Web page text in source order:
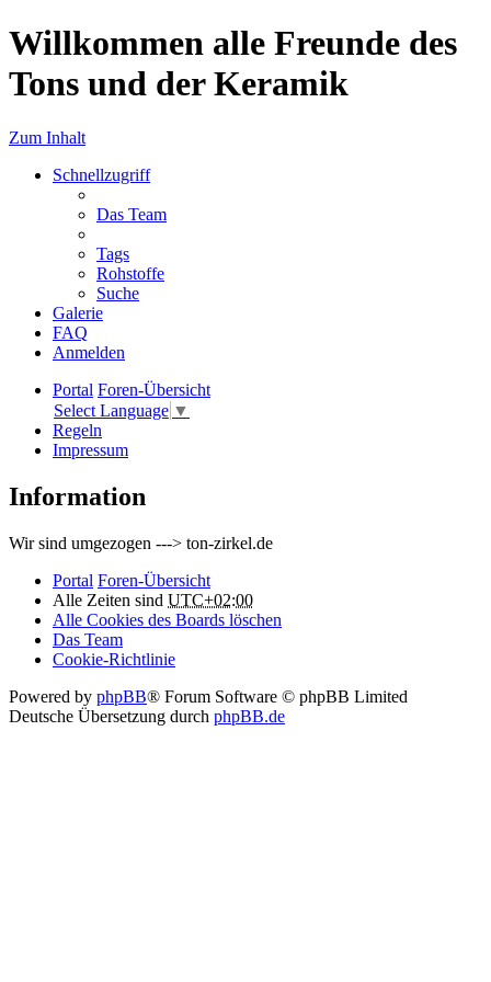
Willkommen alle Freunde des
Tons und der Keramik
Zum Inhalt
Schnellzugriff
Das Team
Tags
Rohstoffe
Suche
Galerie
FAQ
Anmelden
Portal Foren-Übersicht
Select Language ▼
Regeln
Impressum
Information
Wir sind umgezogen ---> ton-zirkel.de
Portal Foren-Übersicht
Alle Zeiten sind UTC+02:00
Alle Cookies des Boards löschen
Das Team
Cookie-Richtlinie
Powered by phpBB® Forum Software © phpBB Limited
Deutsche Übersetzung durch phpBB.de